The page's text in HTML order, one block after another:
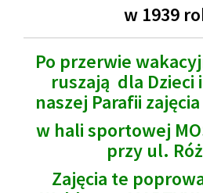
w 1939
Po przerwie
ruszają dla Dzieci
naszej Parafii
w hali sportowej
przy ul.
Zajęcia te